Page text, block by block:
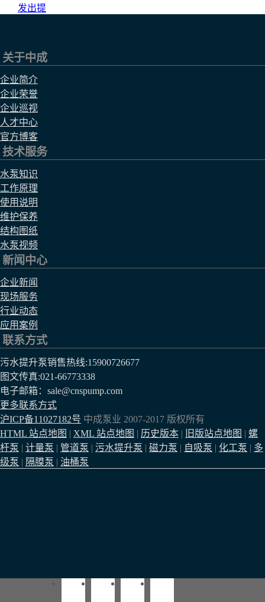
发出提
关于中成
企业简介
企业荣誉
企业巡视
人才中心
官方博客
技术服务
水泵知识
工作原理
使用说明
维护保养
结构图纸
水泵视频
新闻中心
企业新闻
现场服务
行业动态
应用案例
联系方式
污水提升泵销售热线:15900726677
图文传真:021-66773338
电子邮箱：sale@cnspump.com
更多联系方式
沪ICP备11027182号 中成泵业 2007-2017 版权所有
HTML 站点地图 | XML 站点地图 | 历史版本 | 旧版站点地图 | 螺
杆泵 | 计量泵 | 管道泵 | 污水提升泵 | 磁力泵 | 自吸泵 | 化工泵 | 多
级泵 | 隔膜泵 | 油桶泵